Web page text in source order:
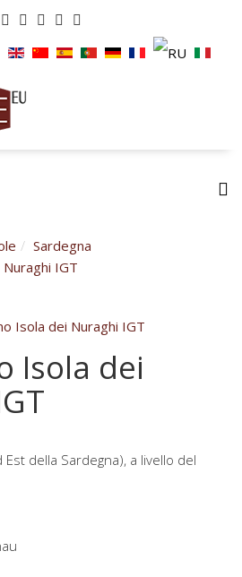
Sardegna
IGT
Isola dei
Est della Sardegna), a livello del